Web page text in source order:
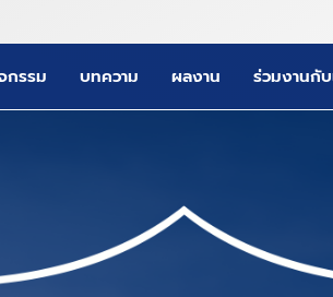
กรรม บทความ ผลงาน ร่วมงานกับ